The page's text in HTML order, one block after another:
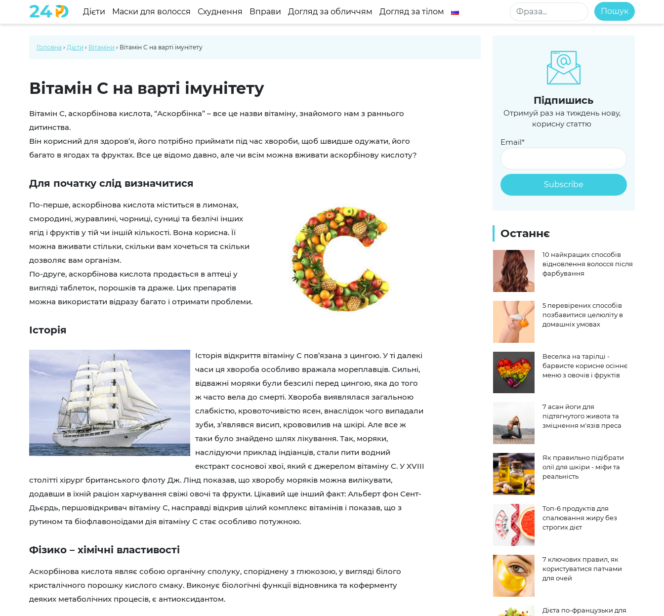
Дієти Маски для волосся Схуднення Вправи Догляд за обличчям Догляд за тілом Пошук
Головна › Дієти › Вітаміни › Вітамін С на варті імунітету
Вітамін С на варті імунітету
Вітамін С, аскорбінова кислота, “Аскорбінка” – все це назви вітаміну, знайомого нам з раннього
дитинства.
Він корисний для здоров’я, його потрібно приймати під час хвороби, щоб швидше одужати, його
багато в ягодах та фруктах. Все це відомо давно, але чи всім можна вживати аскорбінову кислоту?
Для початку слід визначитися
По-перше, аскорбінова кислота міститься в лимонах,
смородині, журавлині, чорниці, суниці та безлічі інших
ягід і фруктів у тій чи іншій кількості. Вона корисна. Її
можна вживати стільки, скільки вам хочеться та скільки
дозволяє вам організм.
По-друге, аскорбінова кислота продається в аптеці у
вигляді таблеток, порошків та драже. Цих препаратів
можна використати відразу багато і отримати проблеми.
Історія
Історія відкриття вітаміну С пов’язана з цингою. У ті далекі
часи ця хвороба особливо вражала мореплавців. Сильні,
відважні моряки були безсилі перед цингою, яка до того
ж часто вела до смерті. Хвороба виявлялася загальною
слабкістю, кровоточивістю ясен, внаслідок чого випадали
зуби, з’являвся висип, крововилив на шкірі. Але все ж
таки було знайдено шлях лікування. Так, моряки,
наслідуючи приклад індіанців, стали пити водний
екстракт соснової хвої, який є джерелом вітаміну С. У XVIII
столітті хірург британського флоту Дж. Лінд показав, що хворобу моряків можна вилікувати,
додавши в їхній раціон харчування свіжі овочі та фрукти. Цікавий ще інший факт: Альберт фон Сент-
Дьєрдь, першовідкривач вітаміну С, насправді відкрив цілий комплекс вітамінів і показав, що з
рутином та біофлавоноїдами дія вітаміну С стає особливо потужною.
Фізико – хімічні властивості
Аскорбінова кислота являє собою органічну сполуку, споріднену з глюкозою, у вигляді білого
кристалічного порошку кислого смаку. Виконує біологічні функції відновника та коферменту
деяких метаболічних процесів, є антиоксидантом.
Пiдпишись
Отримуй раз на тиждень нову,
корисну статтю
Email*
Останнє
10 найкращих способів
відновлення волосся після
фарбування
5 перевірених способів
позбавитися целюліту в
домашніх умовах
Веселка на тарілці -
барвисте корисне осіннє
меню з овочів і фруктів
7 асан йоги для
підтягнутого живота та
зміцнення м'язів преса
Як правильно підібрати
олії для шкіри - міфи та
реальність
Топ-6 продуктів для
спалювання жиру без
строгих дієт
7 ключових правил, як
користуватися патчами
для очей
Дієта по-французьки для